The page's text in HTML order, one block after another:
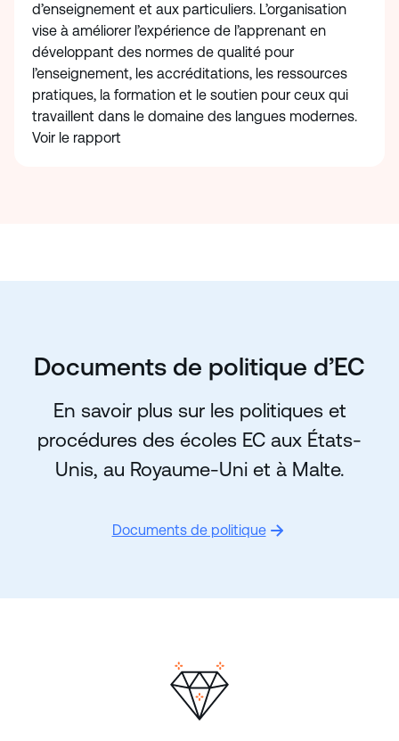
d’enseignement et aux particuliers. L’organisation
vise à améliorer l’expérience de l’apprenant en
développant des normes de qualité pour
l’enseignement, les accréditations, les ressources
pratiques, la formation et le soutien pour ceux qui
travaillent dans le domaine des langues modernes.
Voir le rapport
Documents de politique d’EC
En savoir plus sur les politiques et
procédures des écoles EC aux États-
Unis, au Royaume-Uni et à Malte.
Documents de politique